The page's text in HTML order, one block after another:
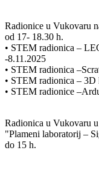
Radionice u Vukovaru
od 17- 18.30 h.
• STEM radionica –
-8.11.2025
• STEM radionica
• STEM radionica –
• STEM radionice
Radionica u Vukovaru
"Plameni laboratorij –
do 15 h.